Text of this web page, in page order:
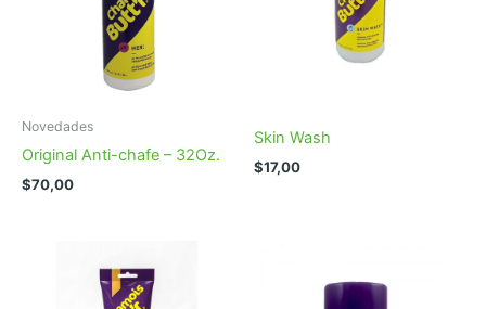
Novedades
Original Anti-chafe – 32Oz.
$70,00
Skin Wash
$17,00